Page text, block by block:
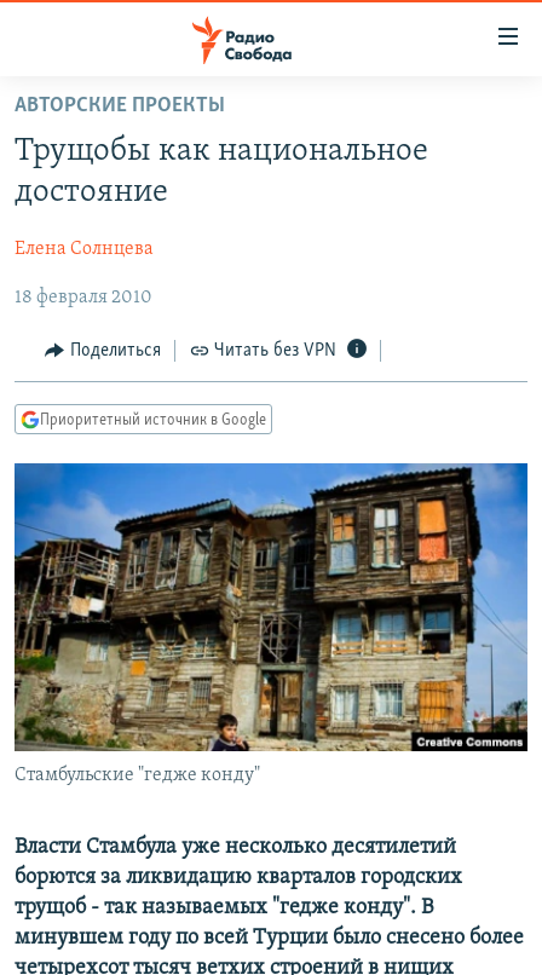
упрощенного
доступа
основному
Вернутся
главной
навигации
Вернутся
поиску
ПРОГРАММЫ
ПОДКАСТЫ
ЦИТАТЫ СВОБОДЫ
МНЕНИЯ
КУЛЬТУРА
IDEL.РЕАЛИИ
КАВКАЗ.РЕАЛИИ
СИБИРЬ.РЕАЛИИ
РАСПИСАНИЕ ВЕЩАНИЯ
ПОДПИШИТЕСЬ НА РАССЫЛКУ
СОЦИАЛЬНЫЕ СЕТИ
Все сайты РСЕ/РС
АВТОРСКИЕ ПРОЕКТЫ
Трущобы как национальное
достояние
Елена Солнцева
18 февраля 2010
Поделиться Читать без VPN
Приоритетный источник в Google
Стамбульские "гедже конду"
Власти Стамбула уже несколько десятилетий
борются за ликвидацию кварталов городских
трущоб - так называемых "гедже конду". В
минувшем году по всей Турции было снесено более
четырехсот тысяч ветхих строений в нищих